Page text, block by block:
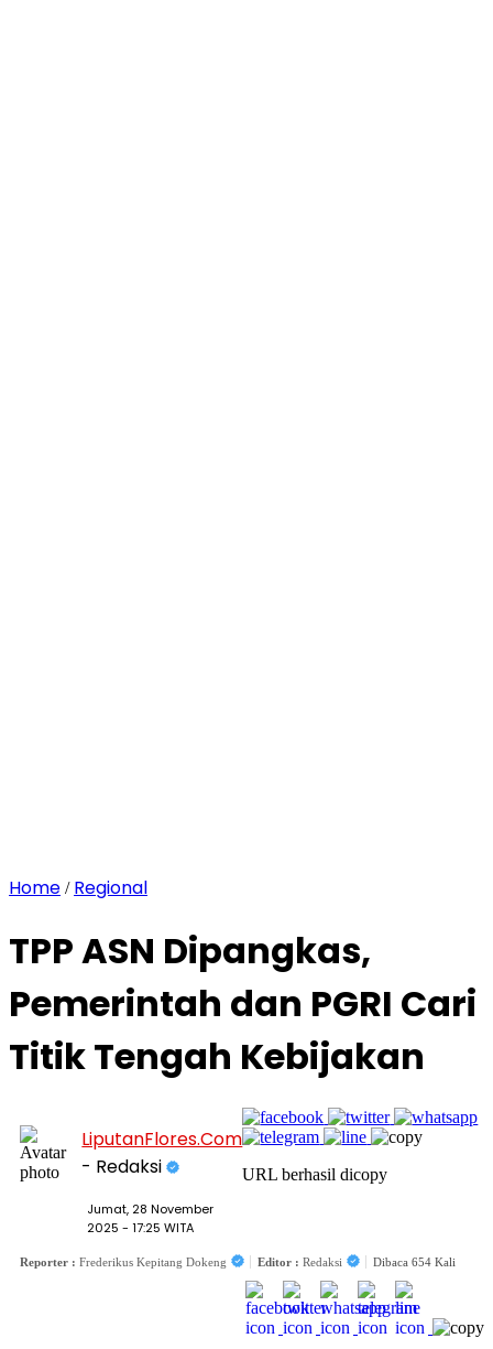
Home / Regional
TPP ASN Dipangkas,
Pemerintah dan PGRI Cari
Titik Tengah Kebijakan
LiputanFlores.Com
- Redaksi
Jumat, 28 November
2025 - 17:25 WITA
URL berhasil dicopy
Reporter : Frederikus Kepitang Dokeng Editor : Redaksi Dibaca 654 Kali